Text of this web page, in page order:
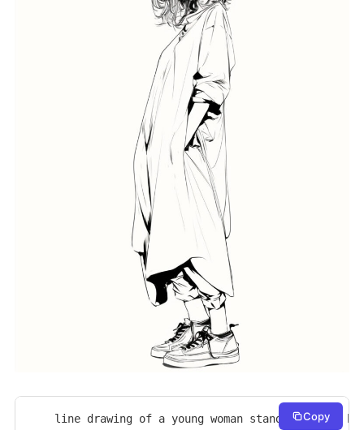
line drawing of a young woman standing, full
Copy